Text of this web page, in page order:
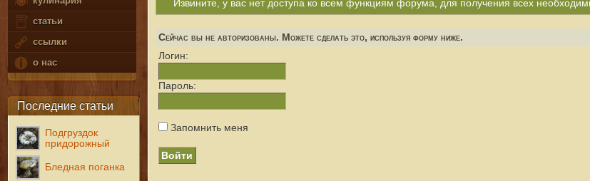
статьи
ссылки
о нас
Последние статьи
Подгруздок
придорожный
Бледная поганка
Извините, у вас нет доступа ко всем функциям форума, для получения всех
Сейчас вы не авторизованы. Можете сделать это, используя форму ниже.
Логин:
Пароль:
Запомнить меня